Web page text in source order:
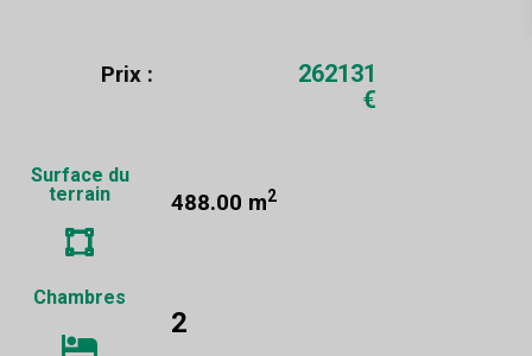
Prix :
262131
€
Surface du
terrain
488.00 m2
Chambres
2